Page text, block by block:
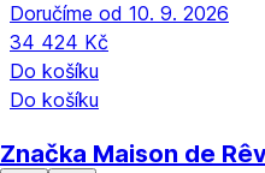
Doručíme od 10. 9. 2026
34 424 Kč
Do košíku
Do košíku
Značka Maison de